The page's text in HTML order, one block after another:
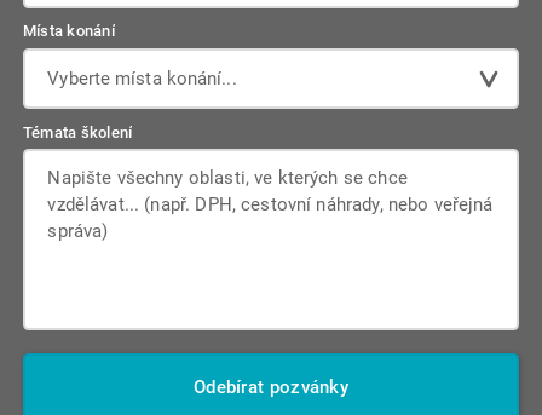
Místa konání
Vyberte místa konání...
Témata školení
Odebírat pozvánky